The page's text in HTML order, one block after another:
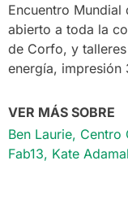
Encuentro
abierto a toda la
de Corfo, y
energía, impresión
VER MÁS SOBRE
Ben Laurie, Centro
Fab13, Kate